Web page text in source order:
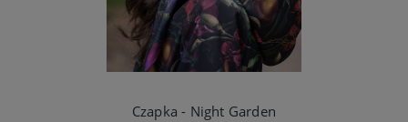
Czapka - Night Garden